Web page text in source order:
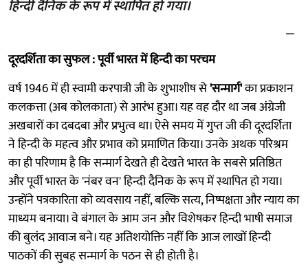
हिन्दी दैनिक के रूप में स्थापित हो गया।
दूरदर्शिता का सुफल : पूर्वी भारत में हिन्दी का परचम
वर्ष 1946 में ही स्वामी करपात्री जी के शुभाशीष से'सन्मार्ग'का प्रकाशन
कलकत्ता (अब कोलकाता) से आरंभ हुआ। यह वह दौर था जब अंग्रेजी
अखबारों का दबदबा और प्रभुत्व था। ऐसे समय में गुप्त जी की दूरदर्शिता
ने हिन्दी के महत्व और प्रभाव को प्रमाणित किया। उनके अथक परिश्रम
का ही परिणाम है कि सन्मार्ग देखते ही देखते भारत के सबसे प्रतिष्ठित
और पूर्वी भारत के 'नंबर वन' हिन्दी दैनिक के रूप में स्थापित हो गया।
उन्होंने पत्रकारिता को व्यवसाय नहीं, बल्कि सत्य, निष्पक्षता और न्याय का
माध्यम बनाया। वे बंगाल के आम जन और विशेषकर हिन्दी भाषी समाज
की बुलंद आवाज बने। यह अतिशयोक्ति नहीं कि आज लाखों हिन्दी
पाठकों की सुबह सन्मार्ग के पठन से ही होती है।